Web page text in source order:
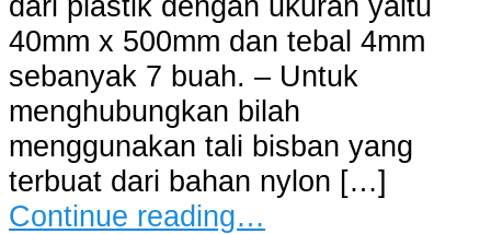
40mm x 500mm dan tebal 4mm
sebanyak 7 buah. – Untuk
menghubungkan bilah
menggunakan tali bisban yang
terbuat dari bahan nylon […]
Continue reading…